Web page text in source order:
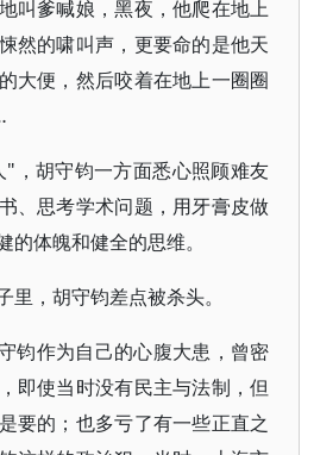
叫爹喊娘，黑夜，他爬在地上
然的啸叫声，更要命的是他天
大便，然后咬着在地上一圈圈
，胡守钧一方面悉心照顾难友
、思考学术问题，用牙膏皮做
体魄和健全的思维。
里，胡守钧差点被杀头。
钧作为自己的心腹大患，曾密
即使当时没有民主与法制，但
要的；也多亏了有一些正直之